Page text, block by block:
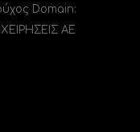
Domain:
ΑΕ